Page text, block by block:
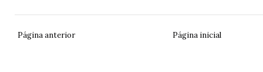
Página anterior Página inicial